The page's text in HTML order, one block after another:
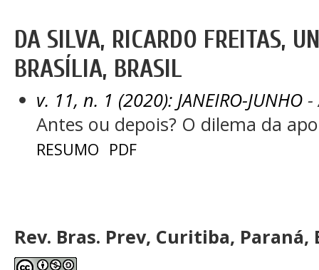
DA SILVA, RICARDO FREITAS,
BRASÍLIA, BRASIL
v. 11, n. 1 (2020): JANEIRO-JUNHO -
Antes ou depois? O dilema da
RESUMO PDF
Rev. Bras. Prev, Curitiba, Paraná,